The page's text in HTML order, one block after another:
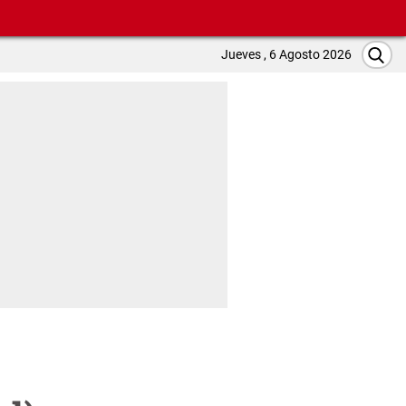
Jueves , 6 Agosto 2026